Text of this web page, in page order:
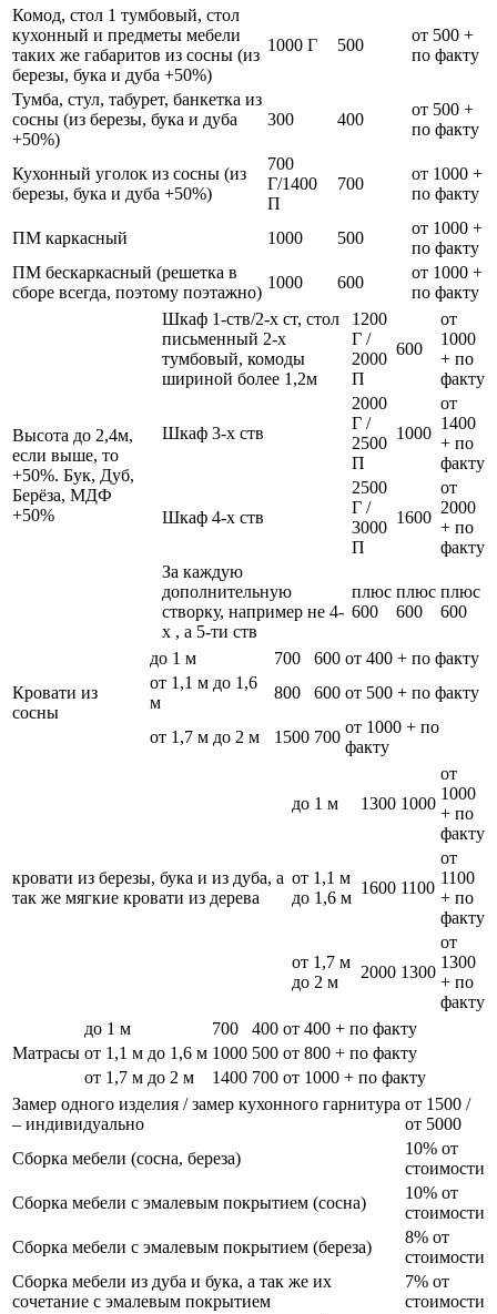
Комод, стол 1 тумбовый, стол
кухонный и предметы мебели
таких же габаритов из сосны (из
березы, бука и дуба +50%)
1000 Г 500
от 500 +
по факту
Тумба, стул, табурет, банкетка из
сосны (из березы, бука и дуба
+50%)
300 400
от 500 +
по факту
Кухонный уголок из сосны (из
березы, бука и дуба +50%)
700
Г/1400
П
700
от 1000 +
по факту
ПМ каркасный 1000 500
от 1000 +
по факту
ПМ бескаркасный (решетка в
сборе всегда, поэтому поэтажно)
1000 600
от 1000 +
по факту
Высота до 2,4м,
если выше, то
+50%. Бук, Дуб,
Берёза, МДФ
+50%
Шкаф 1-ств/2-х ст, стол
письменный 2-х
тумбовый, комоды
шириной более 1,2м
1200
Г /
2000
П
600
от
1000
+ по
факту
Шкаф 3-х ств
2000
Г /
2500
П
1000
от
1400
+ по
факту
Шкаф 4-х ств
2500
Г /
3000
П
1600
от
2000
+ по
факту
За каждую
дополнительную
створку, например не 4-
х , а 5-ти ств
плюс
600
плюс
600
плюс
600
Кровати из
сосны
до 1 м 700 600 от 400 + по факту
от 1,1 м до 1,6
м
800 600 от 500 + по факту
от 1,7 м до 2 м 1500 700
от 1000 + по
факту
кровати из березы, бука и из дуба, а
так же мягкие кровати из дерева
до 1 м 1300 1000
от
1000
+ по
факту
от 1,1 м
до 1,6 м
1600 1100
от
1100
+ по
факту
от 1,7 м
до 2 м
2000 1300
от
1300
+ по
факту
Матрасы
до 1 м 700 400 от 400 + по факту
от 1,1 м до 1,6 м 1000 500 от 800 + по факту
от 1,7 м до 2 м
1400 700 от 1000 + по факту
Замер одного изделия / замер кухонного гарнитура
– индивидуально
от 1500 /
от 5000
Сборка мебели (сосна, береза)
10% от
стоимости
Сборка мебели с эмалевым покрытием (сосна)
10% от
стоимости
Сборка мебели с эмалевым покрытием (береза)
8% от
стоимости
Сборка мебели из дуба и бука, а так же их
сочетание с эмалевым покрытием
7% от
стоимости